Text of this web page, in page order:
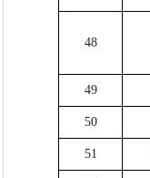
48
49
50
51